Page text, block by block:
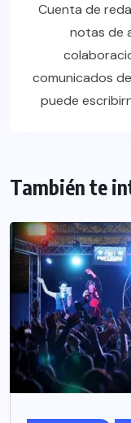
Cuenta de
notas de
comunicados
puede
También te